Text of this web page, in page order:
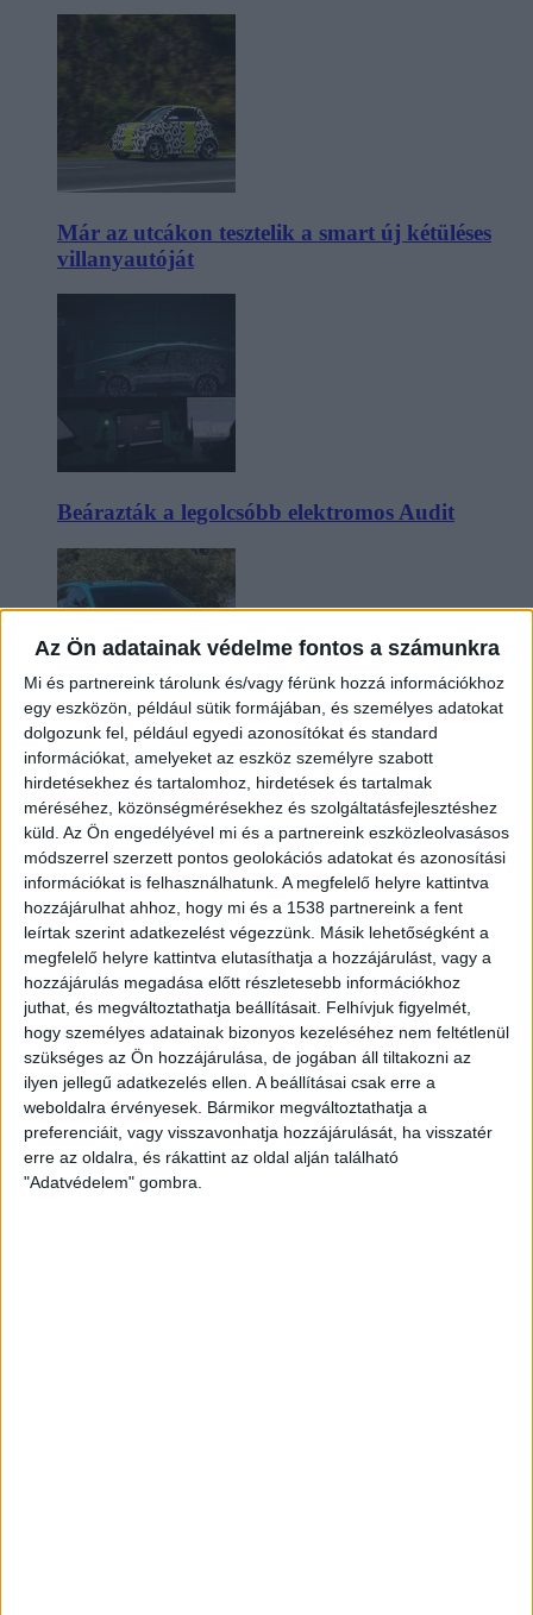
Az Ön adatainak védelme fontos a számunkra
Mi és partnereink tárolunk és/vagy férünk hozzá információkhoz
egy eszközön, például sütik formájában, és személyes adatokat
dolgozunk fel, például egyedi azonosítókat és standard
információkat, amelyeket az eszköz személyre szabott
hirdetésekhez és tartalomhoz, hirdetések és tartalmak
méréséhez, közönségmérésekhez és szolgáltatásfejlesztéshez
küld. Az Ön engedélyével mi és a partnereink eszközleolvasásos
módszerrel szerzett pontos geolokációs adatokat és azonosítási
információkat is felhasználhatunk. A megfelelő helyre kattintva
hozzájárulhat ahhoz, hogy mi és a 1538 partnereink a fent
leírtak szerint adatkezelést végezzünk. Másik lehetőségként a
megfelelő helyre kattintva elutasíthatja a hozzájárulást, vagy a
hozzájárulás megadása előtt részletesebb információkhoz
juthat, és megváltoztathatja beállításait. Felhívjuk figyelmét,
hogy személyes adatainak bizonyos kezeléséhez nem feltétlenül
szükséges az Ön hozzájárulása, de jogában áll tiltakozni az
ilyen jellegű adatkezelés ellen. A beállításai csak erre a
weboldalra érvényesek. Bármikor megváltoztathatja a
preferenciáit, vagy visszavonhatja hozzájárulását, ha visszatér
erre az oldalra, és rákattint az oldal alján található
"Adatvédelem" gombra.
Már az utcákon tesztelik a smart új kétüléses
villanyautóját
Beárazták a legolcsóbb elektromos Audit
Két év sem kellett: máris nyugdíjba küldi utolsó
amerikai villanyautóját a Honda
Kilencmillió alatt indul a legolcsóbb elektromos
Volkswagen